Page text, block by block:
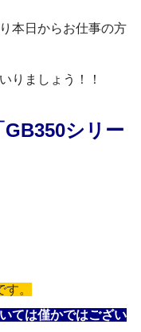
本日からお仕事の方
りましょう！！
GB350シリー
。
ては僅かではござい